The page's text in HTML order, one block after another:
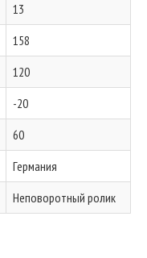
13
158
120
-20
60
Германия
Неповоротный ролик